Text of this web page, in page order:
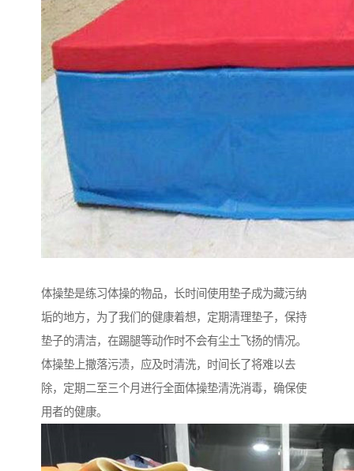
体操垫是练习体操的物品，长时间使用垫子成为藏污纳
垢的地方，为了我们的健康着想，定期清理垫子，保持
垫子的清洁，在踢腿等动作时不会有尘土飞扬的情况。
体操垫上撒落污渍，应及时清洗，时间长了将难以去
除，定期二至三个月进行全面体操垫清洗消毒，确保使
用者的健康。